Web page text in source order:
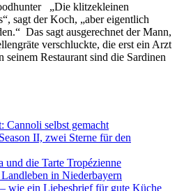
„Die klitzekleinen
sagt der Koch, „aber eigentlich
Das sagt ausgerechnet der Mann,
verschluckte, die erst ein Arzt
Restaurant sind die Sardinen
Cannoli selbst gemacht
II, zwei Sterne für den
und die Tarte Tropézienne
in Niederbayern
wie ein Liebesbrief für gute Küche